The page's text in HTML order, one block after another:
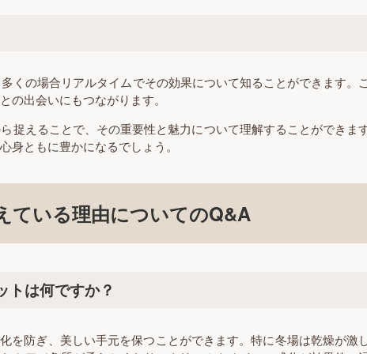
くの場合リアルタイムでその効果について知ることができます。
の出会いにもつながります。
捉えることで、その重要性と魅力について理解することができま
身ともに豊かになるでしょう。
ている理由についてのQ&A
トは何ですか？
を防ぎ、美しい手元を保つことができます。特に冬場は乾燥が激